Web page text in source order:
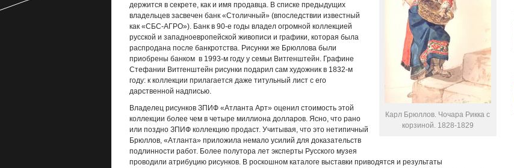
Карл Брюллов. Чочара Рикка с
корзиной. 1828-1829
держится в секрете, как и имя продавца. В списке предыдущих
владельцев засвечен банк «Столичный» (впоследствии известный
как «СБС-АГРО»). Банк в 90-е годы владел огромной коллекцией
русской и западноевропейской живописи и графики, которая была
распродана после банкротства. Рисунки же Брюллова были
приобрены банком в 1993-м году у семьи Витгенштейн. Графине
Стефании Витгенштейн рисунки подарил сам художник в 1832-м
году: к коллекции прилагается даже титульный лист с его
дарственной надписью.
Владелец рисунков ЗПИФ «Атланта Арт» оценил стоимость этой
коллекции более чем в четыре миллиона долларов. Ясно, что рано
или поздно ЗПИФ коллекцию продаст. Учитывая, что это нетипичный
Брюллов, «Атланта» приложила немало усилий для доказательств
подлинности работ. Более полутора лет эксперты Русского музея
проводили атрибуцию рисунков. В роскошном каталоге выставки приводятся и результаты